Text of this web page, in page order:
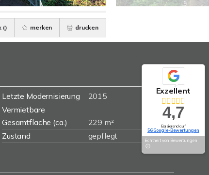
() merken drucken
Letzte Modernisierung 2015
Vermietbare
Gesamtfläche (ca.)
229 m²
Zustand gepflegt
Exzellent
4,7
Basierend auf
56 Google-Bewertungen
Echtheit von Bewertungen